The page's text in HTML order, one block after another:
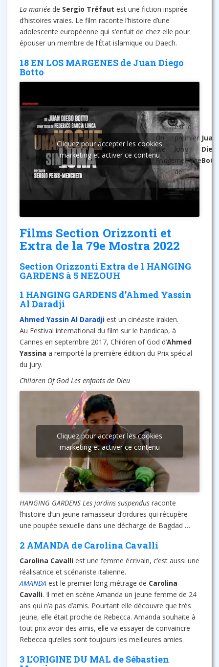
La mariée de Sergio Tréfaut est une fiction inspirée
d’histoires vraies. Le film raconte l’histoire d’une
adolescente européenne qui s’enfuit de chez elle pour
épouser un membre de l’État islamique ou Daech.
18 EN LOS MARGENES de Juan Diego
Botto
EN LOS
MARGENES
,
On
the
Fringe
est le
premier
long
métrage
de
Juan
Cliquez pour accepter les cookies
marketing et activer ce contenu
Films Section Orizzonti et
Extra de la 79e Mostra 2022
Section Orizzonti Extra de 1 HANGING
GARDENS à 5 NEZOUH
1 HANGING GARDENS d’Ahmed Yassin
Al Daradji
Ahmed Yassin Al Daradji est un cinéaste irakien.
Au Festival international du film sur le handicap, à
Cannes en septembre 2017, Children of God d’Ahmed
Yassina a remporté la première édition du Prix spécial
du jury.
Children Of God Les enfants de Dieu
Cliquez pour accepter les cookies
marketing et activer ce contenu
HANGING GARDENS Les jardins suspendus raconte
l’histoire d’un jeune ramasseur d’ordures qui récupère
une poupée sexuelle dans une décharge de Bagdad …
2 AMANDA de Carolina Cavalli
Carolina Cavalli est une femme écrivain, c’est aussi une
réalisatrice et scénariste italienne.
AMANDA est le premier long-métrage de Carolina
Cavalli. Il met en scène Amanda un jeune femme de 24
ans qui n’a pas d’amis. Pourtant elle découvre que très
jeune, elle était proche de Rebecca. Amanda souhaite à
tout prix avoir des amis, elle va essayer de convaincre
Rebecca qu’elles sont toujours les meilleures amies.
3 L’ORIGINE DU MAL de Sébastien